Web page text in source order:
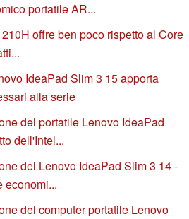
portatile AR...
offre ben poco rispetto al Core
IdeaPad Slim 3 15 apporta
alla serie
del portatile Lenovo IdeaPad
dell'Intel...
del Lenovo IdeaPad Slim 3 14 -
economi...
del computer portatile Lenovo